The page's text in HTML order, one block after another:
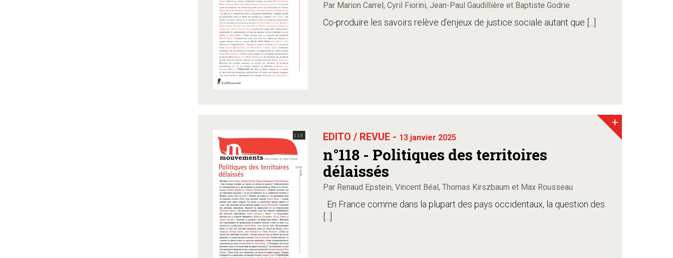
Par Marion Carrel, Cyril Fiorini, Jean-Paul Gaudillière et Baptiste Godrie
Co-produire les savoirs relève d’enjeux de justice sociale autant que [...]
EDITO / REVUE - 13 janvier 2025
n°118 - Politiques des territoires
délaissés
Par Renaud Epstein, Vincent Béal, Thomas Kirszbaum et Max Rousseau
En France comme dans la plupart des pays occidentaux, la question des
[...]
+